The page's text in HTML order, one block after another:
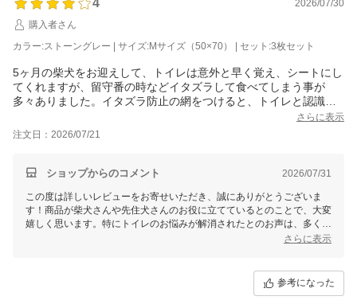
を前向きにお考えいただけることは大変嬉しいです。
ていただきます。
引き続き快適にご使用いただけましたら幸いです。何か気になる点がご
ざいましたらお気軽にお問い合わせください！
2026/07/30
購入者さん
カラー:ストーングレー | サイズ:Mサイズ（50×70） | セット:3枚セット
5ヶ月の柴犬をお迎えして、トイレは意外と早く覚え、シートにし
てくれますが、留守番の時などイタズラして食べてしまう事が
多々ありました。イタズラ防止の網をつけると、トイレと認識し
ないようで、床にしてしまい、留守番の時のトイレを悩んでいま
した。こちらの商品にしたら、食べてしまう事もなく、ちゃんと
このシーツにしてくれて床に漏れる事もなく、安心して出掛けら
激しくいつも周りがビショビショだったので下に敷く用にして、
ただ洗濯をして脱水(うちの洗濯機で最大9分)しても、布がしっか
り何層にもなっているからか、完全に水が抜け切らない事も多
く、干してる時にポタポタ垂れて来て、タオルで水分を取って干
しています。でも水分を取ったあとの乾きは早いです！
さらに表示
注文日：2026/07/21
ショップからのコメント 2026/07/31
この度は詳しいレビューをお寄せいただき、誠にありがとうございま
す！商品が柴犬さんや先住犬さんのお役に立てているとのことで、大変
嬉しく思います。特にトイレのお悩みが解消されたとのお声は、多くの
飼い主様にとっても参考になるかと思います。また、多用途にご活用い
一方で、洗濯後の脱水に関するご指摘についても非常に有益なご意見を
ありがとうございます。こちらの商品は吸水性に特化しているため、布
さらに表示
参考になった